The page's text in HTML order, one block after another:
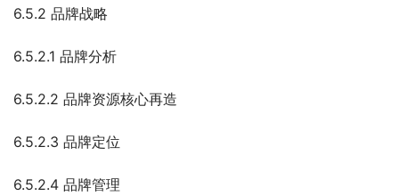
6.5.2 品牌战略
6.5.2.1 品牌分析
6.5.2.2 品牌资源核心再造
6.5.2.3 品牌定位
6.5.2.4 品牌管理